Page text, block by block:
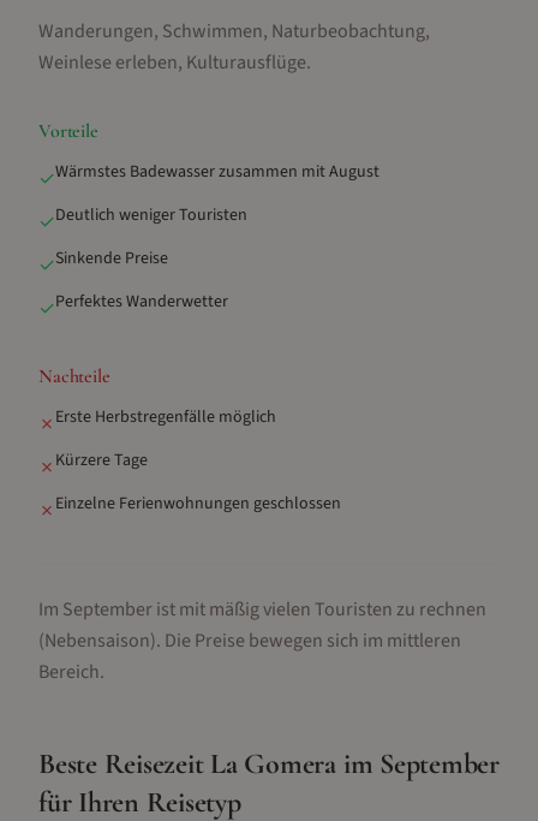
Wanderungen, Schwimmen, Naturbeobachtung,
Weinlese erleben, Kulturausflüge.
Vorteile
✓Wärmstes Badewasser zusammen mit August
✓Deutlich weniger Touristen
✓Sinkende Preise
✓Perfektes Wanderwetter
Nachteile
✗ Erste Herbstregenfälle möglich
✗ Kürzere Tage
✗ Einzelne Ferienwohnungen geschlossen
Im September ist mit mäßig vielen Touristen zu rechnen
(Nebensaison). Die Preise bewegen sich im mittleren
Bereich.
Beste Reisezeit La Gomera im September
für Ihren Reisetyp